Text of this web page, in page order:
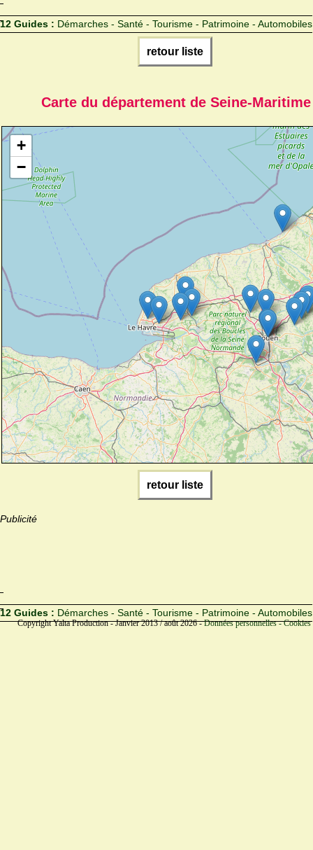
12 Guides : Démarches - Santé - Tourisme - Patrimoine - Automobiles
retour liste
Carte du département de Seine-Maritime
+
−
retour liste
Publicité
12 Guides : Démarches - Santé - Tourisme - Patrimoine - Automobiles
Copyright Yalta Production - Janvier 2013 / août 2026 -Données personnelles -